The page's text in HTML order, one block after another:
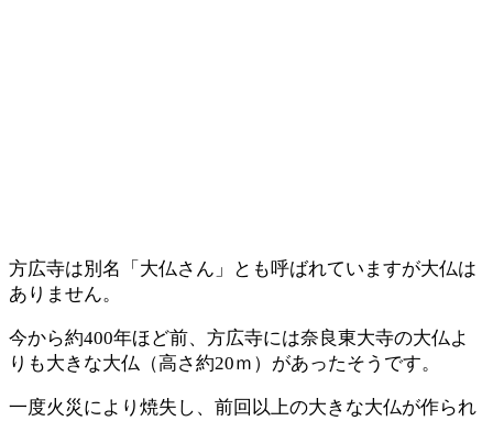
方広寺は別名「大仏さん」とも呼ばれていますが大仏は
ありません。
今から約400年ほど前、方広寺には奈良東大寺の大仏よ
りも大きな大仏（高さ約20ｍ）があったそうです。
一度火災により焼失し、前回以上の大きな大仏が作られ